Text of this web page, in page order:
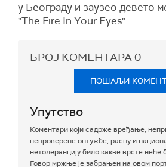
у Београду и заузео девето
"The Fire In Your Eyes".
БРОЈ КОМЕНТАРА0
ПОШАЉИ
Упутство
Коментари који садрже вређање,
непроверене оптужбе, расну и
нетолеранцију било какве врсте неће
Говор мржње је забрањен на овом